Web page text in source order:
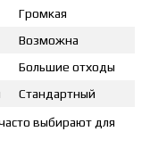
Громкая
Возможна
Большие отходы
Стандартный
выбирают для